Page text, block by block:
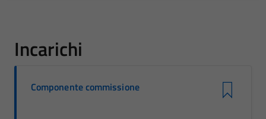
Incarichi
Componente commissione